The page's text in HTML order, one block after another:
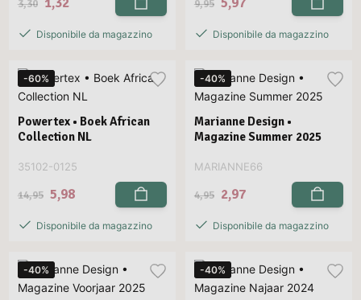
3,30
Disponibile da magazzino
9,95
Disponibile da magazzino
-60%
Powertex • Boek African
Collection NL
35102-0125
14,95 5,98
Disponibile da magazzino
-40%
Marianne Design •
Magazine Summer 2025
MARIANNE66
4,95 2,97
Disponibile da magazzino
-40% -40%